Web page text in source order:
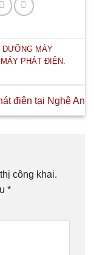
DƯỠNG MÁY
PHÁT ĐIỆN
điện tại Nghệ An
công khai.
*